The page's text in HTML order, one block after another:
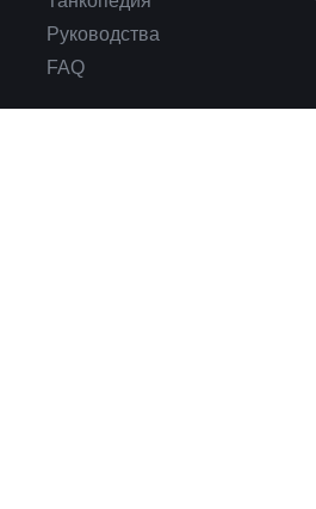
Руководства
FAQ